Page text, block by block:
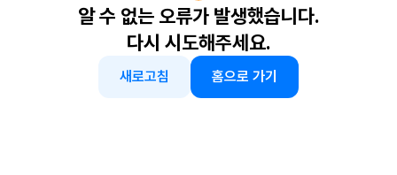
알 수 없는 오류가 발생했습니다.
다시 시도해주세요.
새로고침 홈으로 가기